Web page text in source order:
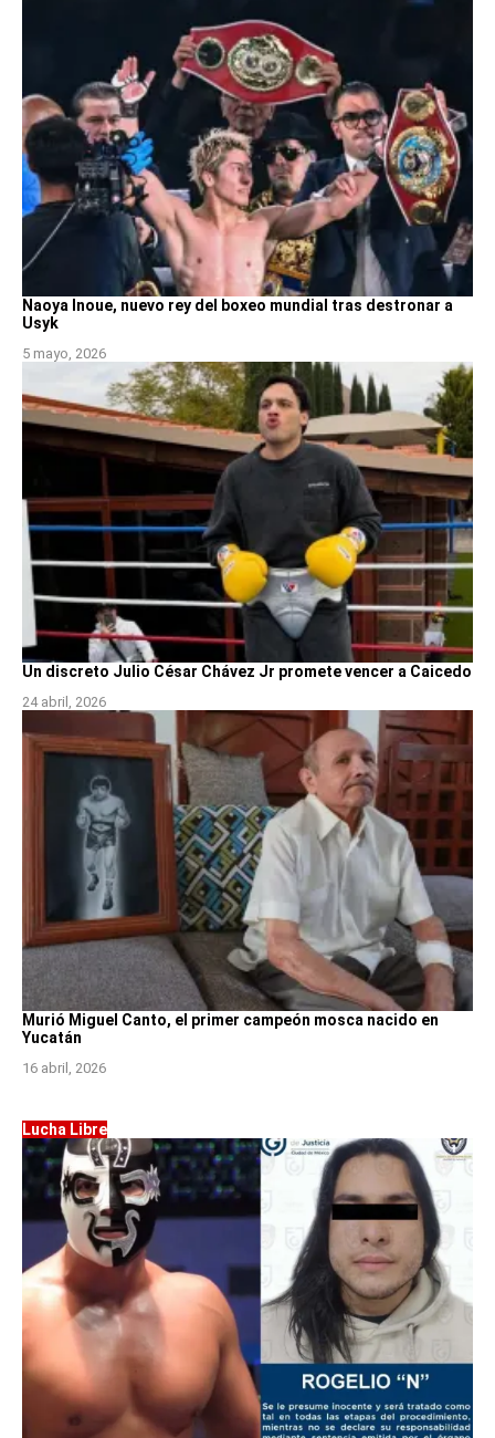
Naoya Inoue, nuevo rey del boxeo mundial tras destronar a
Usyk
5 mayo, 2026
Un discreto Julio César Chávez Jr promete vencer a Caicedo
24 abril, 2026
Murió Miguel Canto, el primer campeón mosca nacido en
Yucatán
16 abril, 2026
Lucha Libre